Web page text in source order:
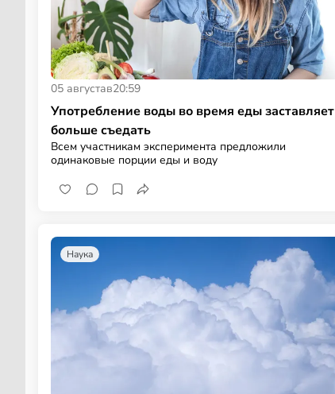
05 августав20:59
Употребление воды во время еды заставляет
больше съедать
Всем участникам эксперимента предложили
одинаковые порции еды и воду
Наука